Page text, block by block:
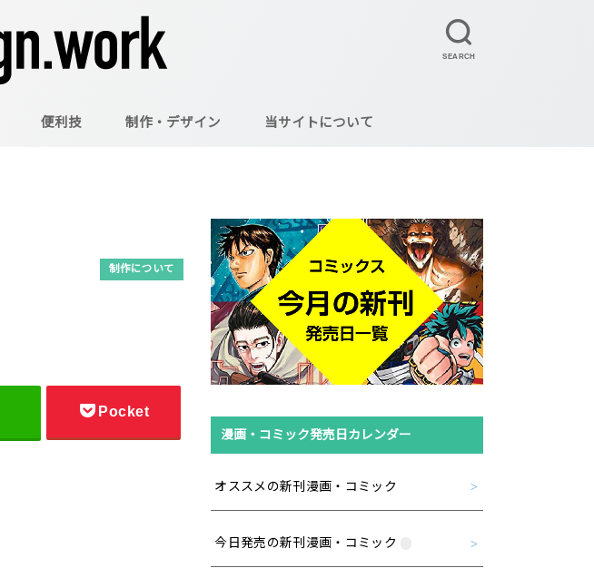
SEARCH
便利技 制作・デザイン 当サイトについて
制作について
Pocket
漫画・コミック発売日カレンダー
オススメの新刊漫画・コミック
今日発売の新刊漫画・コミック